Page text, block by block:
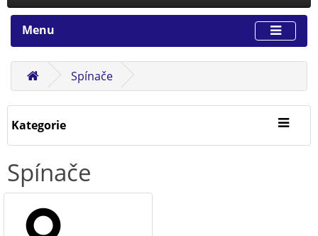
Menu
Spínače
Kategorie
Spínače